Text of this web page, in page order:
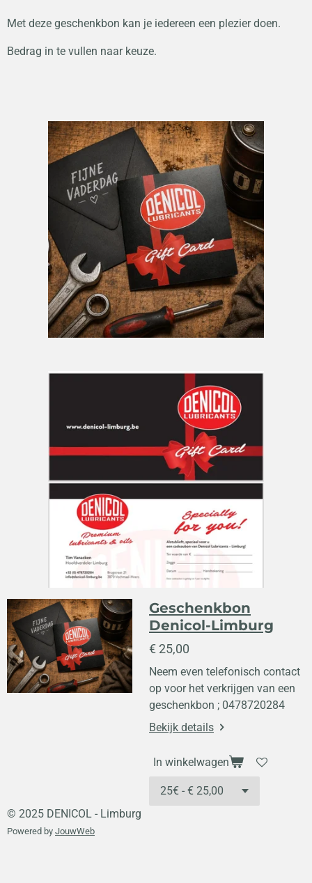
Met deze geschenkbon kan je iedereen een plezier doen.
Bedrag in te vullen naar keuze.
Geschenkbon
Denicol-Limburg
€ 25,00
Neem even telefonisch contact
op voor het verkrijgen van een
geschenkbon ; 0478720284
Bekijk details
In winkelwagen
© 2025 DENICOL - Limburg
Powered by JouwWeb